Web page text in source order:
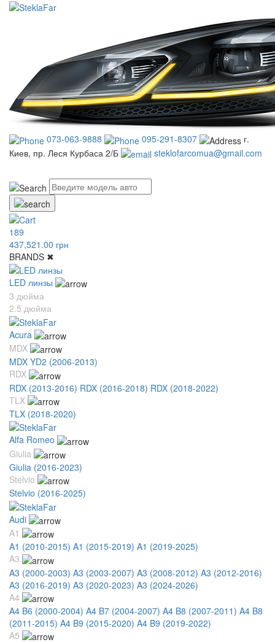
073-063-9888 095-291-8307
г.
Киев, пр. Леся Курбаса 2/Б
steklofarcomua@gmail.com
189
437,521.00 грн
BRANDS ✖
LED линзы
3 дюйма
2.5 дюйма
Acura
MDX
MDX YD2 (2006-2013)
RDX
RDX (2013-2016) RDX (2016-2018) RDX (2018-2022)
TLX
TLX (2018-2020)
Alfa Romeo
Giulia
Giulia (2016-2023)
Stelvio
Stelvio (2016-2025)
Audi
A1
A1 (2010-2015) A1 (2015-2019) A1 (2019-2025)
A3
A3 (2000-2003) A3 (2003-2007) A3 (2008-2012) A3 (2012-2016)
A3 (2016-2019) A3 (2020-2023) A3 (2024-2026)
A4
A4 B6 (2000-2004) A4 B7 (2004-2007) A4 B8 (2007-2011) A4 B8
(2011-2015) A4 B9 (2015-2020) A4 B9 (2019-2022)
A5